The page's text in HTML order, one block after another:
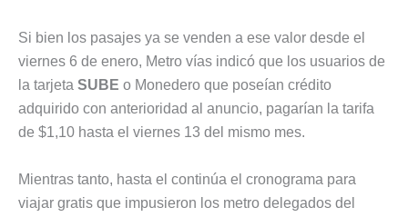
Si bien los pasajes ya se venden a ese valor desde el
viernes 6 de enero, Metro vías indicó que los usuarios de
la tarjeta SUBE o Monedero que poseían crédito
adquirido con anterioridad al anuncio, pagarían la tarifa
de $1,10 hasta el viernes 13 del mismo mes.
Mientras tanto, hasta el continúa el cronograma para
viajar gratis que impusieron los metro delegados del